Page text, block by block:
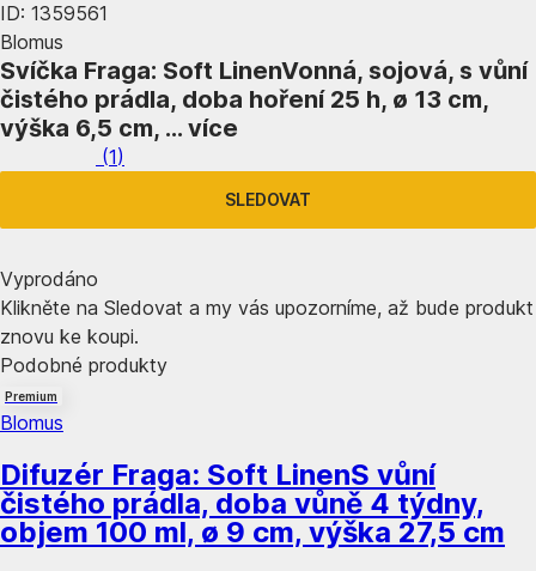
ID: 1359561
Blomus
Svíčka Fraga: Soft LinenVonná, sojová, s vůní
čistého prádla, doba hoření 25 h, ø 13 cm,
výška 6,5 cm, … více
(1)
SLEDOVAT
Vyprodáno
Klikněte na Sledovat a my vás upozorníme, až bude produkt
znovu ke koupi.
Podobné produkty
Premium
Blomus
Difuzér Fraga: Soft LinenS vůní
čistého prádla, doba vůně 4 týdny,
objem 100 ml, ø 9 cm, výška 27,5 cm